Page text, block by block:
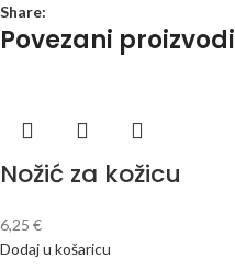
Share:
Povezani proizvodi
Nožić za kožicu
6,25 €
Dodaj u košaricu